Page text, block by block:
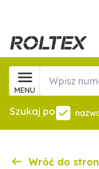
MENU
Szukaj po
Wróć do